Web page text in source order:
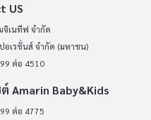
US
จิเนทีฟ จำกัด
อเรชั่นส์ จำกัด (มหาชน)
ต่อ 4510
Amarin Baby&Kids
ต่อ 4775